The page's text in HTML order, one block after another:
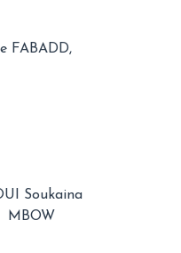
FABADD,
Soukaina​​​​
MBOW